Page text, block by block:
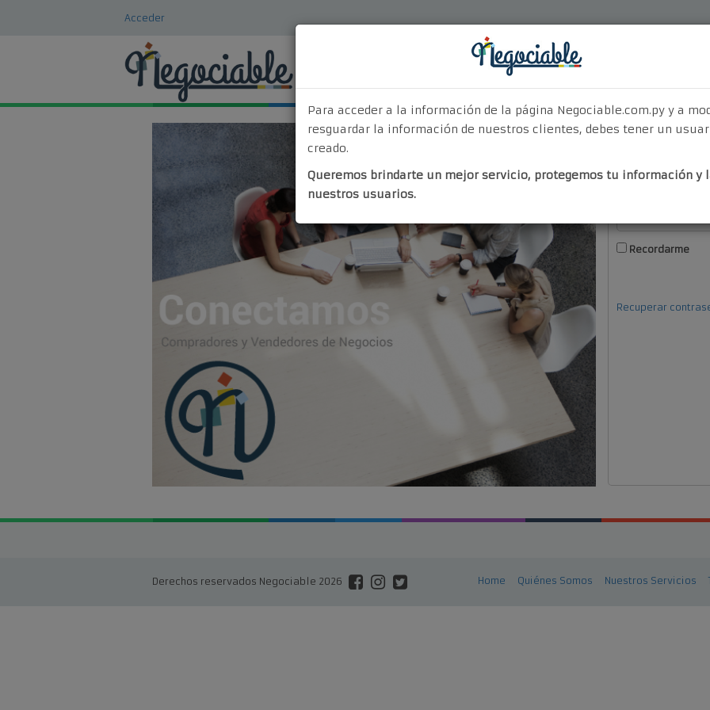
Acceder
¿Por Qué Elegirnos? Nuestros Servicios
Recordarme
Recuperar
Para acceder a la información de la página Negociable.com.py y a
resguardar la información de nuestros clientes, debes tener un
creado.
Queremos brindarte un mejor servicio, protegemos tu información y
nuestros usuarios.
Derechos reservados Negociable 2026 Home Quiénes Somos Nuestros Servicios